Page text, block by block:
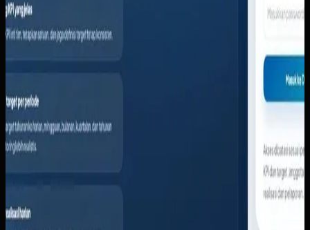
analisis selisih, alur kerja navigasi cepat, dan evaluasi kinerja
dengan ekspor laporan.